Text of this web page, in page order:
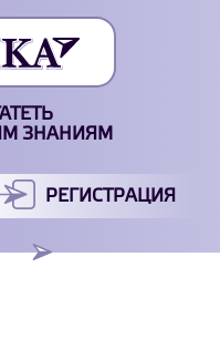
ЗНАНИЯМ
РЕГИСТРАЦИЯ